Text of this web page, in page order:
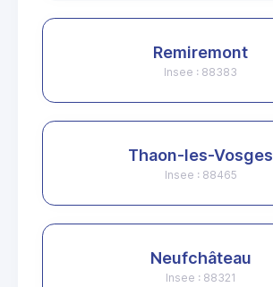
Remiremont
Insee : 88383
Thaon-les-Vosges
Insee : 88465
Neufchâteau
Insee : 88321